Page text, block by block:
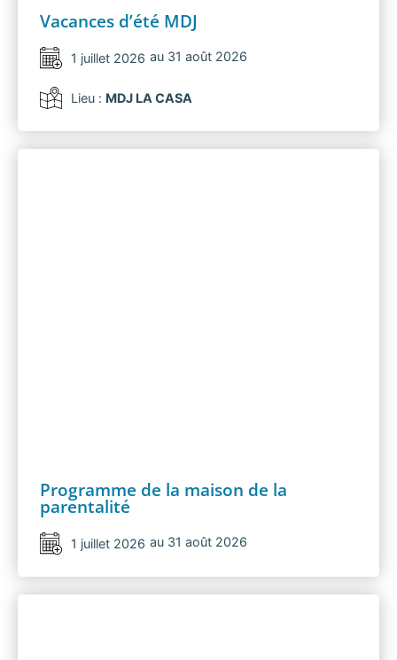
Vacances d’été MDJ
1 juillet 2026 au 31 août 2026
Lieu : MDJ LA CASA
Programme de la maison de la
parentalité
1 juillet 2026 au 31 août 2026